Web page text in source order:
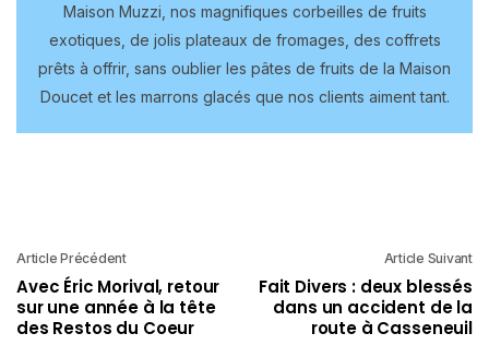
Maison Muzzi, nos magnifiques corbeilles de fruits
exotiques, de jolis plateaux de fromages, des coffrets
prêts à offrir, sans oublier les pâtes de fruits de la Maison
Doucet et les marrons glacés que nos clients aiment tant.
Article Précédent
Avec Éric Morival, retour
sur une année à la tête
des Restos du Coeur
Article Suivant
Fait Divers : deux blessés
dans un accident de la
route à Casseneuil